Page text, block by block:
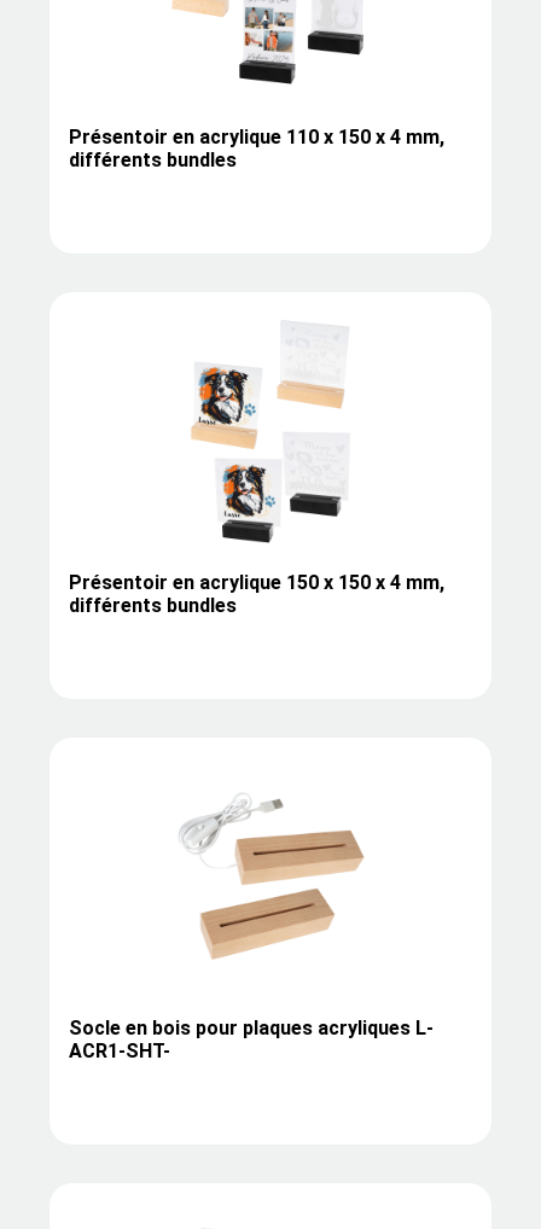
Présentoir en acrylique 110 x 150 x 4 mm,
différents bundles
Présentoir en acrylique 150 x 150 x 4 mm,
différents bundles
Socle en bois pour plaques acryliques L-
ACR1-SHT-